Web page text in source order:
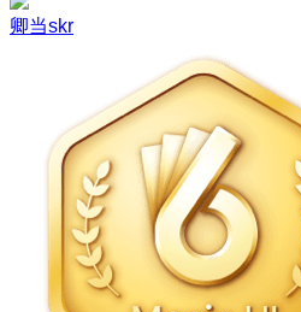
卿当skr